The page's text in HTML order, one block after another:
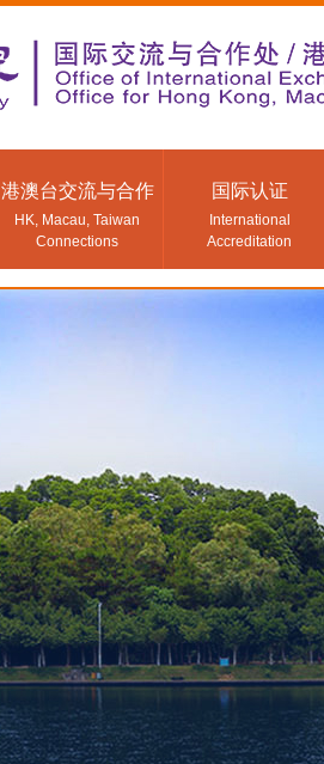
港澳台交流与合作
HK, Macau, Taiwan
Connections
国际认证
International
Accreditation